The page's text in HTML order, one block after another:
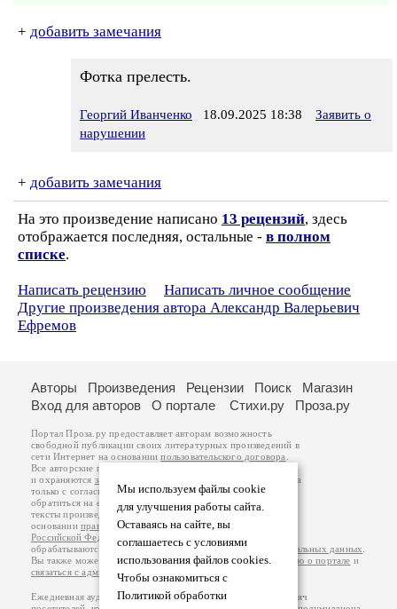
+ добавить замечания
Фотка прелесть.
Георгий Иванченко 18.09.2025 18:38
Заявить о
нарушении
+ добавить замечания
На это произведение написано 13 рецензий, здесь
отображается последняя, остальные - в полном
списке.
Написать рецензию
Написать личное сообщение
Другие произведения автора Александр Валерьевич
Ефремов
Мы используем файлы cookie
для улучшения работы сайта.
Оставаясь на сайте, вы
соглашаетесь с условиями
использования файлов cookies.
Чтобы ознакомиться с
Политикой обработки
Авторы Произведения Рецензии Поиск
Магазин
Вход для авторов
О портале Стихи.ру Проза.ру
Портал Проза.ру предоставляет авторам возможность
свободной публикации своих литературных произведений в
сети Интернет на основаниипользовательского договора
Все авторские права на произведения принадлежат авторам
и охраняются законом
. Перепечатка произведений возможна
только с согласия его автора, к которому вы можете
обратиться на его авторской странице. Ответственность за
тексты произведений авторы несут самостоятельно на
основанииправил публикацииизаконодательства
Российской Федерации
обрабатываются на основанииПолитики обработки персональных данных
Вы также можете посмотреть более подробнуюинформацию о портале и
связаться с администрацией
Ежедневная аудитория портала Проза.ру – порядка 100 тысяч